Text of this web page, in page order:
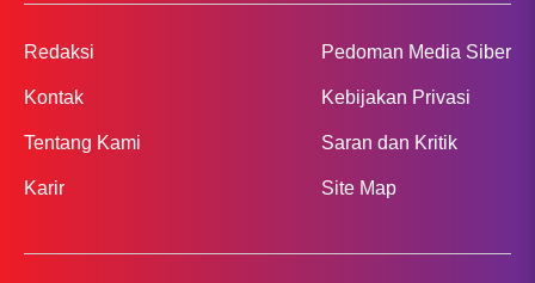
Redaksi
Kontak
Tentang Kami
Karir
Pedoman Media Siber
Kebijakan Privasi
Saran dan Kritik
Site Map